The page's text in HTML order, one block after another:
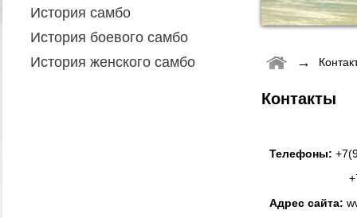
→
Контакты
Телефоны:
Адрес сайта:
История самбо
История боевого самбо
История женского самбо